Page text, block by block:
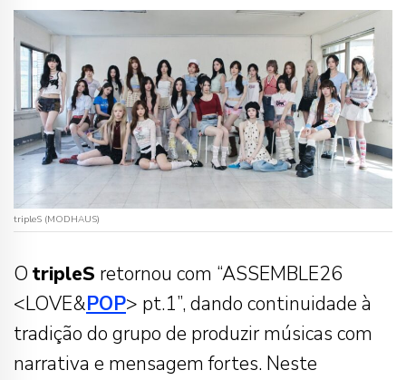
tripleS (MODHAUS)
O tripleS retornou com “ASSEMBLE26
<LOVE&POP> pt.1”, dando continuidade à
tradição do grupo de produzir músicas com
narrativa e mensagem fortes. Neste